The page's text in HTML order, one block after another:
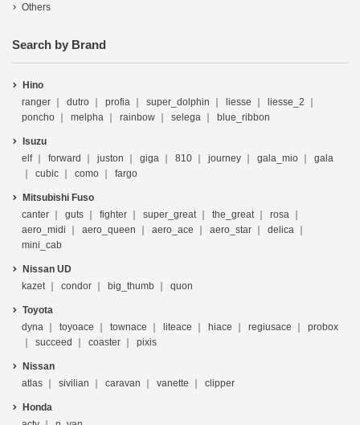
Others
Search by Brand
Hino
ranger
dutro profia super_dolphin liesse
liesse_2
poncho
melpha rainbow selega blue_ribbon
Isuzu
elf
forward juston giga 810 journey gala_mio
gala
cubic
como fargo
Mitsubishi Fuso
canter
guts fighter super_great the_great
rosa
aero_midi
aero_queen aero_ace aero_star
delica
mini_cab
Nissan UD
kazet
condor big_thumb quon
Toyota
dyna
toyoace townace liteace hiace regiusace
probox
succeed
coaster pixis
Nissan
atlas
sivilian caravan vanette clipper
Honda